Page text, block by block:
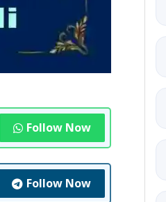
Follow Now
Follow Now